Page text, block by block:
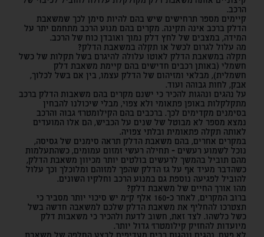
הרכב.
קיימים מספר תרחישים שיש בהם להיות סימן לכך שמשאבת
הדלק ברכב אינה תקינה. מקרים בהם מנוע הרכב מתחמם יתר על
המידה, במצבים של לחץ דלק נמוך ואובדן כוח של הרכב.
מה עלול לגרום לכשל או תקלה במשאבת הדלק?
תקלה במשאבת הדלק לאוטו עלולה להיגרם בשל תקלות של כשל
חשמלי (באותן רכבים חדישים בהם קיימת משאבת דלק
חשמלית), מבלאי ומזיהום של הדלק עצמו, בין אם בשל לכלוך,
אבק, לחות גבוהה ועוד.
על נהגים ונהגות להכיר כי ישנם מקרים בהם משאבות הדלק ברכב
מתקלקלות באופן פתאומי ולא צפוי, מבלי שיכולנו להבחין
בסימנים מקדימים לכך. ברכבים בהם הקילומטרז' גבוה והרכב
נמצא מספר לא מבוטל של שנים על הכביש, הם אלו המועדים
לאותה תקלה פתאומית ובלתי צפויה.
במקרים אחרים, בהם משאבת הדלק תראה סימנים של גסיסה,
נוכל לשמוע רעשים - תחילה רעשי זמזום עמומים, כשהתעלמות
מהם תוביל בהמשך לרעשים בולטים יותר מכיוון משאבת הדלק,
כשהדבר מעיד אף על גז הדלק שהפך למזוהם ומלוכלך וכך עלול
להוביל לפגיעה נוספת גם במנוע הרכב וחלקיו השונים.
מהו אורך החיים של משאבת דלק?
ברוב המקרים, לאחר כ-160 אלף ק"מ יש סיכוי יותר מסביר כי
תצטרכו להחליף את משאבת הדלק שלכם למשאבה חדשה בשל
כשל כלשהו. לצד זאת, חשוב לדעת ולהכיר כי משאבות דלק
מיועדות להחזיק קילומטרז' גדול יותר.